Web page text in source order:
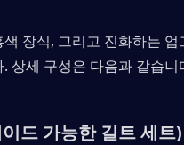
장식, 그리고 진화하는
상세 구성은 다음과 같습니
드 가능한 길트 세트)